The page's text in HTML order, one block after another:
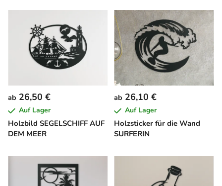
Holzbild SEGELSCHIFF AUF
DEM MEER
ab 26,50 €
Auf Lager
Holzsticker für die Wand
SURFERIN
ab 26,10 €
Auf Lager